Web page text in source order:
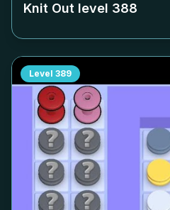
Knit Out level 388
Level 389